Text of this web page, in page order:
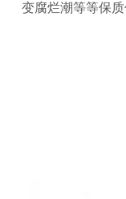
变腐烂潮等等保